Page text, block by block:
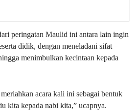
peringatan Maulid ini antara lain ingin
didik, dengan meneladani sifat –
menimbulkan kecintaan kepada
acara kali ini sebagai bentuk
kita kepada nabi kita,” ucapnya.